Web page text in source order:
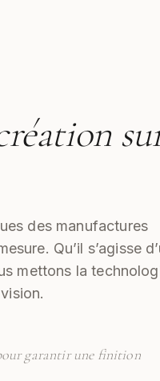
des manufactures
Qu’il s’agisse
mettons la
garantir une finition